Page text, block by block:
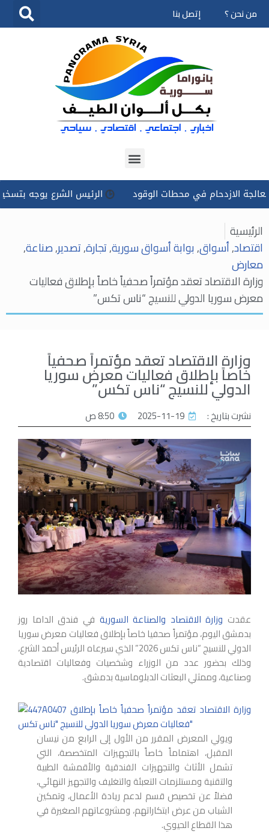
تخطى
من نحن ؟ إتصل بنا
في محطات الوقود الرئيس الشرع يوجه بتسخير كل
الرئيسية
اقتصاد,أسواق,بوابة أسواق سورية,تجارة,تصدير,صناعة,
معارض
وزارة الاقتصاد تعقد مؤتمراً صحفياً خاصاً بإطلاق فعاليات
معرض سوريا الدولي للنسيج “ناس تكس”
وزارة الاقتصاد تعقد مؤتمراً صحفياً
خاصاً بإطلاق فعاليات معرض سوريا
الدولي للنسيج “ناس تكس”
نشرت بتاريخ : 2025-11-19 8:50 ص
عقدت وزارة الاقتصاد والصناعة السورية في فندق الداما روز
بدمشق اليوم، مؤتمراً صحفيا خاصاً بإطلاق فعاليات معرض سوريا
الدولي للنسيج “ناس تكس 2026” الذي سيرعاه الرئيس أحمد الشرع،
وذلك بحضور عدد من الوزراء وشخصيات وفعاليات اقتصادية
وصناعية، وممثلي البعثات الدبلوماسية بدمشق.
ويولي المعرض المقرر من الأول إلى الرابع من نيسان
المقبل، اهتماماً خاصاً بالتجهيزات المتخصصة، التي
تشمل الأثاث والتجهيزات الفندقية والأقمشة الطبية
والتقنية ومستلزمات التعبئة والتغليف والتجهيز النهائي،
فضلاً عن تخصيص قسم لدعم ريادة الأعمال، وتمكين
الشباب من عرض ابتكاراتهم، ومشروعاتهم الصغيرة في
هذا القطاع الحيوي.